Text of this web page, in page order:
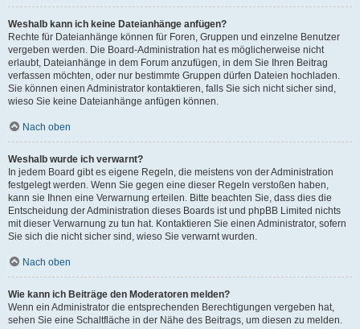
Weshalb kann ich keine Dateianhänge anfügen?
Rechte für Dateianhänge können für Foren, Gruppen und einzelne Benutzer
vergeben werden. Die Board-Administration hat es möglicherweise nicht
erlaubt, Dateianhänge in dem Forum anzufügen, in dem Sie Ihren Beitrag
verfassen möchten, oder nur bestimmte Gruppen dürfen Dateien hochladen.
Sie können einen Administrator kontaktieren, falls Sie sich nicht sicher sind,
wieso Sie keine Dateianhänge anfügen können.
Nach oben
Weshalb wurde ich verwarnt?
In jedem Board gibt es eigene Regeln, die meistens von der Administration
festgelegt werden. Wenn Sie gegen eine dieser Regeln verstoßen haben,
kann sie Ihnen eine Verwarnung erteilen. Bitte beachten Sie, dass dies die
Entscheidung der Administration dieses Boards ist und phpBB Limited nichts
mit dieser Verwarnung zu tun hat. Kontaktieren Sie einen Administrator, sofern
Sie sich die nicht sicher sind, wieso Sie verwarnt wurden.
Nach oben
Wie kann ich Beiträge den Moderatoren melden?
Wenn ein Administrator die entsprechenden Berechtigungen vergeben hat,
sehen Sie eine Schaltfläche in der Nähe des Beitrags, um diesen zu melden.